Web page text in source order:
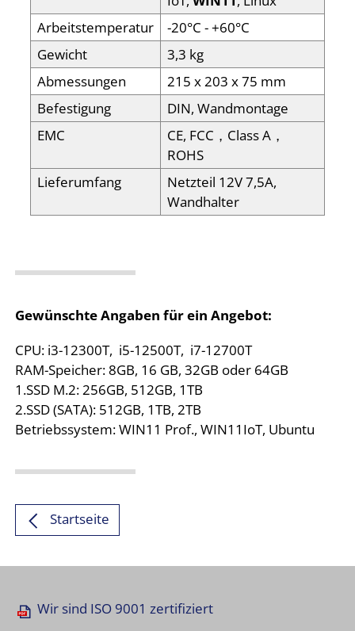
Arbeitstemperatur
-20°C - +60°C
Gewicht
3,3 kg
Abmessungen
215 x 203 x 75 mm
Befestigung
DIN, Wandmontage
EMC
CE, FCC，Class A，
ROHS
Lieferumfang
Netzteil 12V 7,5A,
Wandhalter
Gewünschte Angaben für ein Angebot:
CPU: i3-12300T, i5-12500T, i7-12700T
RAM-Speicher: 8GB, 16 GB, 32GB oder 64GB
1.SSD M.2: 256GB, 512GB, 1TB
2.SSD (SATA): 512GB, 1TB, 2TB
Betriebssystem: WIN11 Prof., WIN11IoT, Ubuntu
Startseite
Wir sind ISO 9001 zertifiziert